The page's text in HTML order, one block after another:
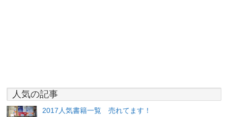
人気の記事
2017人気書籍一覧 売れてます！